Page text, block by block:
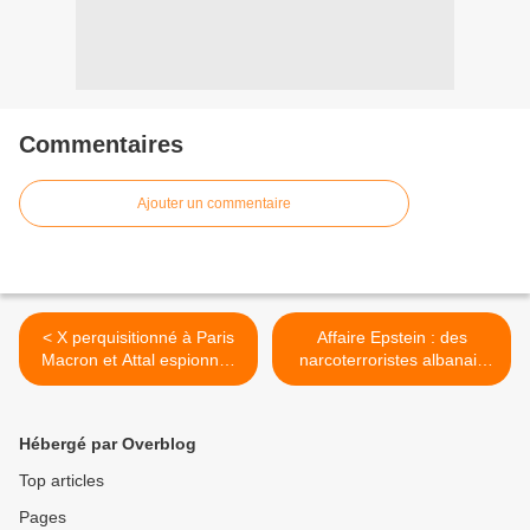
Commentaires
Ajouter un commentaire
< X perquisitionné à Paris
Macron et Attal espionnés
par Israël les révélations de
Affaire Epstein : des
narcoterroristes albanais
ont facilité le trafic de plus
Hébergé par Overblog
Top articles
Pages